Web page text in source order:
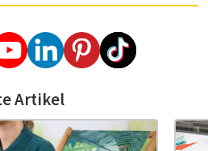
Artikel